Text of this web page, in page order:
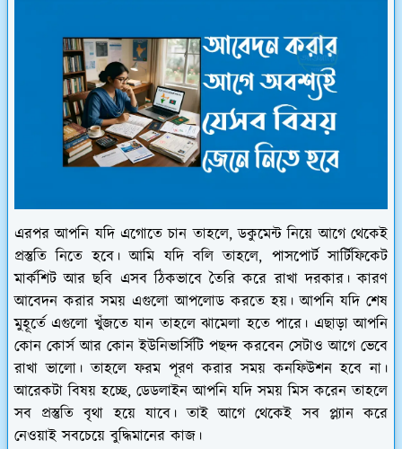
এরপর আপনি যদি এগোতে চান তাহলে, ডকুমেন্ট নিয়ে আগে থেকেই
প্রস্তুতি নিতে হবে। আমি যদি বলি তাহলে, পাসপোর্ট সার্টিফিকেট
মার্কশিট আর ছবি এসব ঠিকভাবে তৈরি করে রাখা দরকার। কারণ
আবেদন করার সময় এগুলো আপলোড করতে হয়। আপনি যদি শেষ
মুহূর্তে এগুলো খুঁজতে যান তাহলে ঝামেলা হতে পারে। এছাড়া আপনি
কোন কোর্স আর কোন ইউনিভার্সিটি পছন্দ করবেন সেটাও আগে ভেবে
রাখা ভালো। তাহলে ফরম পূরণ করার সময় কনফিউশন হবে না।
আরেকটা বিষয় হচ্ছে, ডেডলাইন আপনি যদি সময় মিস করেন তাহলে
সব প্রস্তুতি বৃথা হয়ে যাবে। তাই আগে থেকেই সব প্ল্যান করে
নেওয়াই সবচেয়ে বুদ্ধিমানের কাজ।